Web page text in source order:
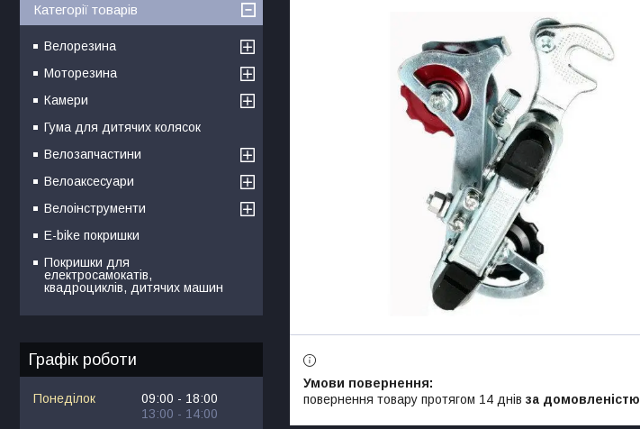
повернення товару протягом 14 днів за домовленістю
Категорії товарів
Велорезина
Моторезина
Камери
Гума для дитячих колясок
Велозапчастини
Велоаксесуари
Велоінструменти
E-bike покришки
Покришки для
електросамокатів,
квадроциклів, дитячих машин
Графік роботи
Понеділок 09:00
18:00
13:00
14:00